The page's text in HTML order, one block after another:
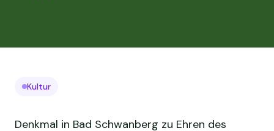
Kultur
Denkmal in Bad Schwanberg zu Ehren des